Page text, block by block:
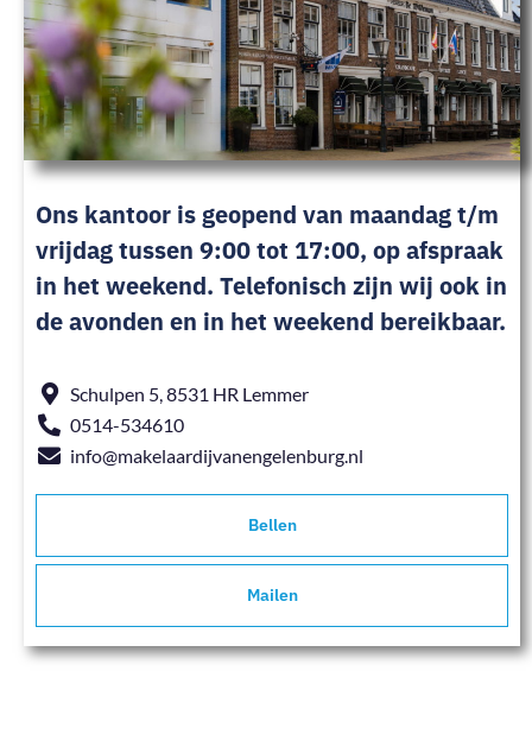
Ons kantoor is geopend van maandag t/m
vrijdag tussen 9:00 tot 17:00, op afspraak
in het weekend. Telefonisch zijn wij ook in
de avonden en in het weekend bereikbaar.
Schulpen 5, 8531 HR Lemmer
0514-534610
info@makelaardijvanengelenburg.nl
Bellen
Mailen